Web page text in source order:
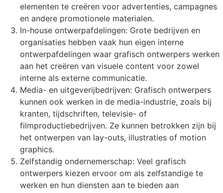
elementen te creëren voor advertenties, campagnes
en andere promotionele materialen.
In-house ontwerpafdelingen: Grote bedrijven en
organisaties hebben vaak hun eigen interne
ontwerpafdelingen waar grafisch ontwerpers werken
aan het creëren van visuele content voor zowel
interne als externe communicatie.
Media- en uitgeverijbedrijven: Grafisch ontwerpers
kunnen ook werken in de media-industrie, zoals bij
kranten, tijdschriften, televisie- of
filmproductiebedrijven. Ze kunnen betrokken zijn bij
het ontwerpen van lay-outs, illustraties of motion
graphics.
Zelfstandig ondernemerschap: Veel grafisch
ontwerpers kiezen ervoor om als zelfstandige te
werken en hun diensten aan te bieden aan